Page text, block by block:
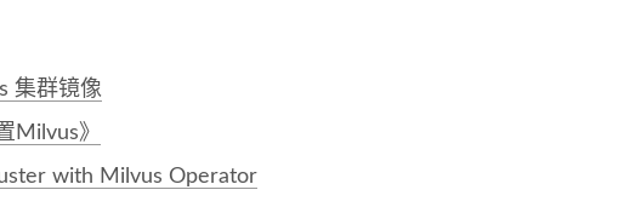
集群镜像
Milvus》
with Milvus Operator